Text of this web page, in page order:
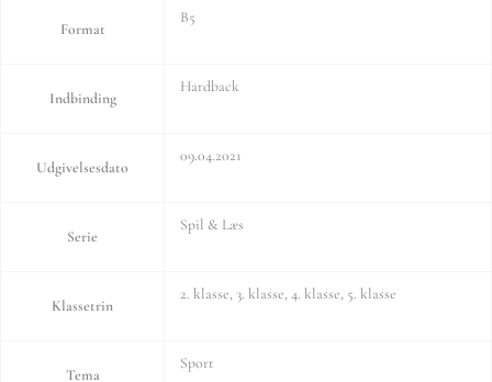
Format
B5
Indbinding
Hardback
Udgivelsesdato
09.04.2021
Serie
Spil & Læs
Klassetrin
2. klasse, 3. klasse, 4. klasse, 5. klasse
Tema
Sport